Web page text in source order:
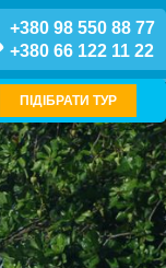
+380 98 550 88 77
+380 66 122 11 22
ПІДІБРАТИ ТУР